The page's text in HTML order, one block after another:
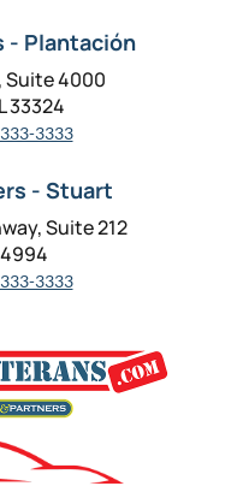
- Plantación
Suite 4000
33324
3333
- Stuart
Suite 212
3333